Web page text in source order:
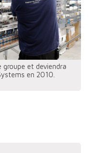
groupe et deviendra
en 2010.